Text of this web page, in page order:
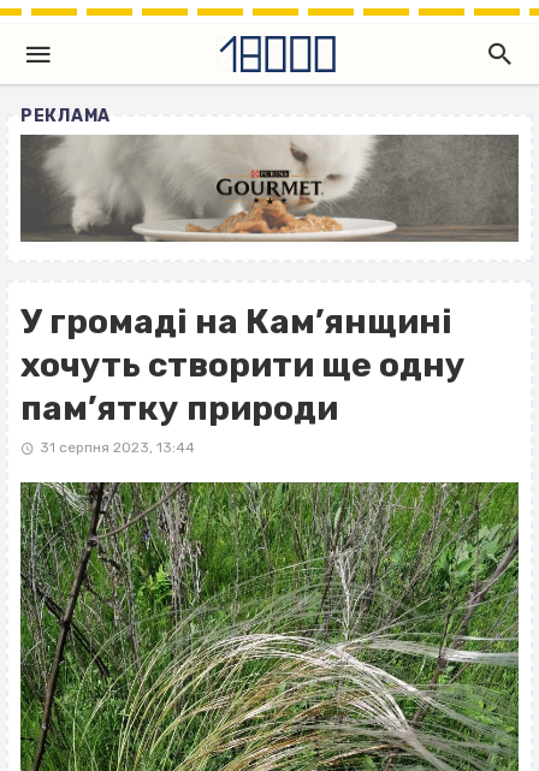
РЕКЛАМА
У громаді на Кам’янщині
хочуть створити ще одну
пам’ятку природи
31 серпня 2023, 13:44